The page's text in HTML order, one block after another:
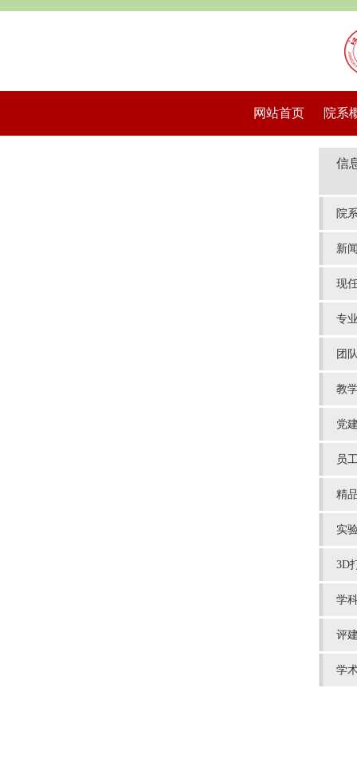
网站首页 院系
信
院
新
现
专
团
教
党
员
精
实
3D
学
评
学